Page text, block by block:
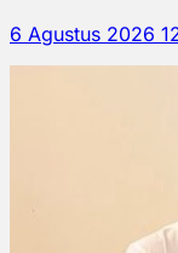
6 Agustus 2026